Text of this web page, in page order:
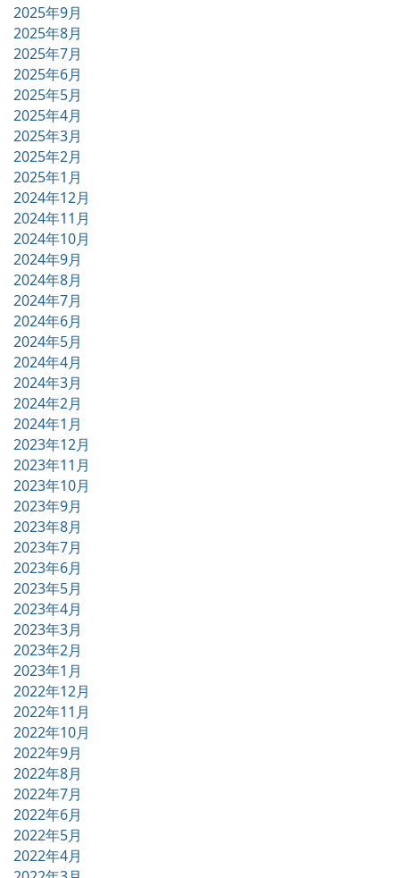
2025年9月
2025年8月
2025年7月
2025年6月
2025年5月
2025年4月
2025年3月
2025年2月
2025年1月
2024年12月
2024年11月
2024年10月
2024年9月
2024年8月
2024年7月
2024年6月
2024年5月
2024年4月
2024年3月
2024年2月
2024年1月
2023年12月
2023年11月
2023年10月
2023年9月
2023年8月
2023年7月
2023年6月
2023年5月
2023年4月
2023年3月
2023年2月
2023年1月
2022年12月
2022年11月
2022年10月
2022年9月
2022年8月
2022年7月
2022年6月
2022年5月
2022年4月